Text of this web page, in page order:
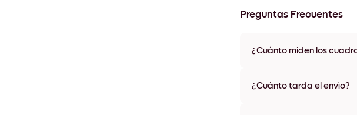
Preguntas Frecuentes
¿Cuánto miden los
materiales y colores de
¿Cuánto tarda el envío?